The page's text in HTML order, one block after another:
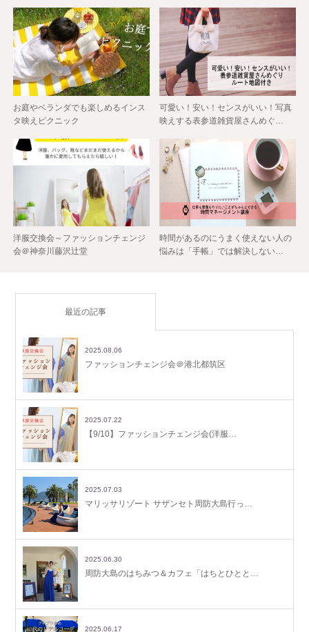
お庭やベランダでも楽しめるインス
タ映えピクニック
可愛い！安い！センスがいい！写真
映えする表参道雑貨屋さんめぐ…
洋服交換会～ファッションチェンジ
会＠神奈川藤沢辻堂
時間があるのにうまく使えない人の
悩みは「手帳」では解決しない…
最近の記事
2025.08.06
ファッションチェンジ会＠港北都筑区
2025.07.22
【9/10】ファッションチェンジ会(洋服…
2025.07.03
マリッサリゾート サザンセト周防大島行っ…
2025.06.30
周防大島のはちみつ＆カフェ「はちとひとと…
2025.06.17